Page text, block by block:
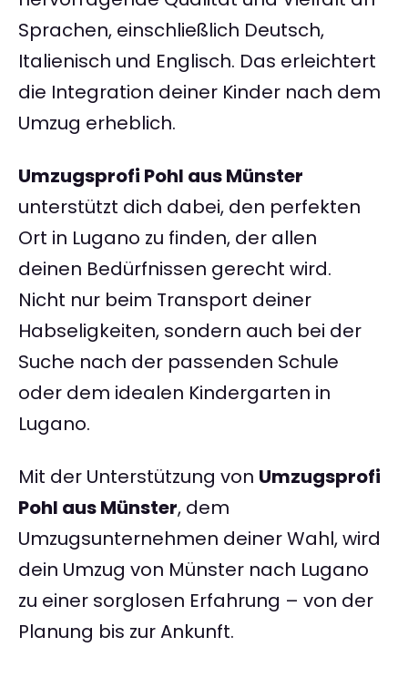
Sprachen, einschließlich Deutsch,
Italienisch und Englisch. Das erleichtert
die Integration deiner Kinder nach dem
Umzug erheblich.
Umzugsprofi Pohl aus Münster
unterstützt dich dabei, den perfekten
Ort in Lugano zu finden, der allen
deinen Bedürfnissen gerecht wird.
Nicht nur beim Transport deiner
Habseligkeiten, sondern auch bei der
Suche nach der passenden Schule
oder dem idealen Kindergarten in
Lugano.
Mit der Unterstützung von Umzugsprofi
Pohl aus Münster, dem
Umzugsunternehmen deiner Wahl, wird
dein Umzug von Münster nach Lugano
zu einer sorglosen Erfahrung – von der
Planung bis zur Ankunft.